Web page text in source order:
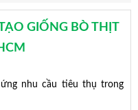
GIỐNG BÒ THỊT
nhu cầu tiêu thụ trong